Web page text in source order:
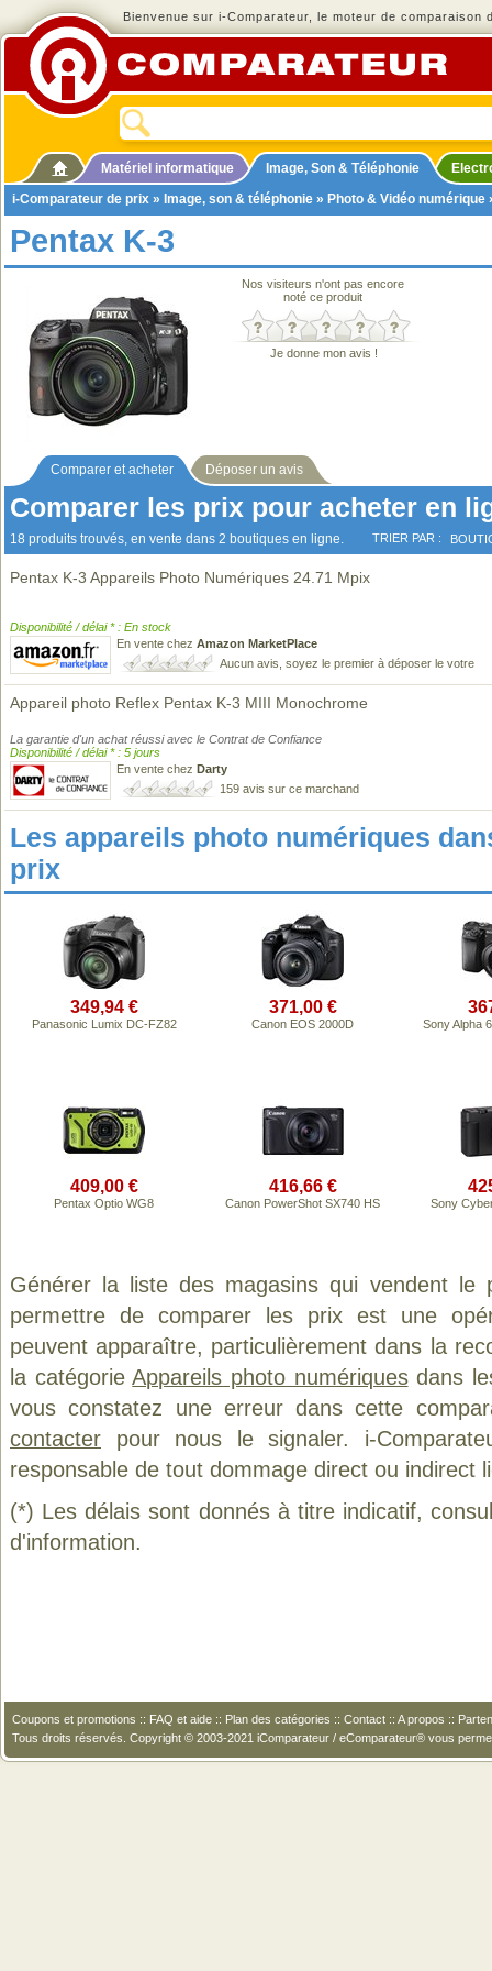
Bienvenue sur i-Comparateur, le moteur de comparaison
Matériel informatique Image, Son & Téléphonie
i-Comparateur de prix » Image, son & téléphonie » Photo & Vidéo numérique
Pentax K-3
Nos visiteurs n'ont pas encore
noté ce produit
Je donne mon avis !
Comparer et acheter Déposer un avis
Comparer les prix pour acheter en
18 produits trouvés, en vente dans 2 boutiques en ligne. TRIER PAR :
Pentax K-3 Appareils Photo Numériques 24.71 Mpix
Disponibilité / délai * : En stock
En vente chez Amazon MarketPlace
Aucun avis, soyez le premier à déposer le votre
Appareil photo Reflex Pentax K-3 MIII Monochrome
La garantie d'un achat réussi avec le Contrat de Confiance
Disponibilité / délai * : 5 jours
En vente chez Darty
159 avis sur ce marchand
Les appareils photo numériques
prix
349,94 €
Panasonic Lumix DC-FZ82
371,00 €
Canon EOS 2000D Sony Alpha
409,00 €
Pentax Optio WG8
416,66 €
Canon PowerShot SX740 HS Sony
Générer la liste des magasins qui vendent le
permettre de comparer les prix est une
peuvent apparaître, particulièrement dans la
la catégorieAppareils photo numériquesdans
vous constatez une erreur dans cette
contacter pour nous le signaler. i-
responsable de tout dommage direct ou indirect
(*) Les délais sont donnés à titre indicatif,
d'information.
Coupons et promotions :: FAQ et aide :: Plan des catégories :: Contact :: A propos ::
Tous droits réservés. Copyright © 2003-2021 iComparateur / eComparateur® vous